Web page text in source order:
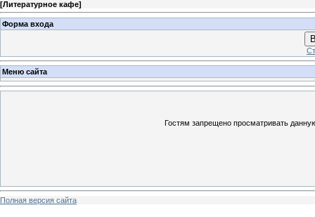
[Литературное кафе]
Форма входа
Меню сайта
Гостям запрещено просматривать
Полная версия сайта